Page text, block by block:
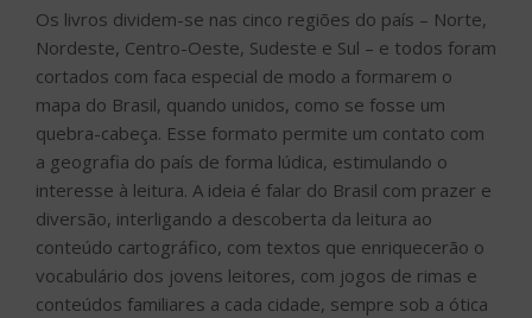
Os livros dividem-se nas cinco regiões do país – Norte,
Nordeste, Centro-Oeste, Sudeste e Sul – e todos foram
cortados com faca especial de modo a formarem o
mapa do Brasil, quando unidos, como se fosse um
quebra-cabeça. Esse formato permite um contato com
a geografia do país de forma lúdica, estimulando o
interesse à leitura. A ideia é falar do Brasil com prazer e
diversão, interligando a descoberta da leitura ao
conteúdo cartográfico, com textos que enriquecerão o
vocabulário dos jovens leitores, com jogos de rimas e
conteúdos familiares a cada cidade, sempre sob a ótica